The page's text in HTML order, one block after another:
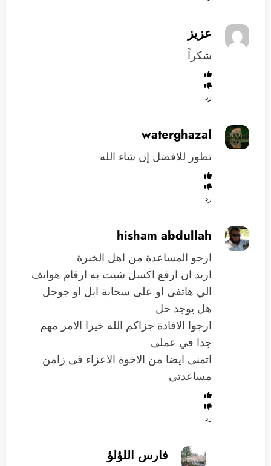
عزيز
شكراً
رد
waterghazal
تطور للافضل إن شاء الله
رد
hisham abdullah
ارجو المساعدة من اهل الخبرة
اريد ان ارفع اكسل شيت به ارقام هواتف
الي هاتفى او على سحابة ابل او جوجل
هل يوجد حل
ارجوا الافادة جزاكم الله خيرا الامر مهم
جدا في عملى
اتمنى ايضا من الاخوة الاعزاء فى زامن
مساعدتى
رد
فارس اللؤلؤ